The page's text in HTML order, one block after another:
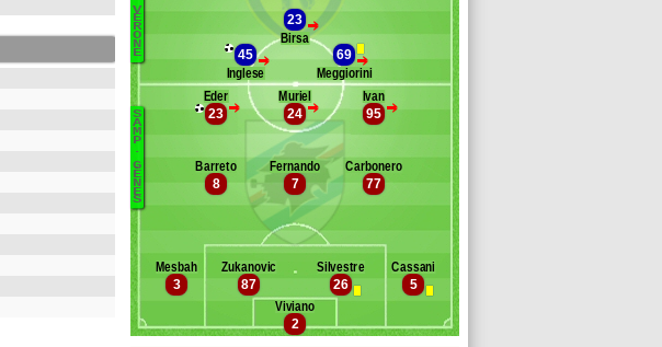
Pinzi
Christiansen
M'Poku
Paloschi
V
E
R
O
N
E
Banc des remplaçants Samp. Gênes
Brignoli
Moisander
Regini
De Silvestri
Correa
Palombo
Rocca
S
A
M
P
.
G
Ê
N
E
S
>
23
Birsa
>
45
Inglese
>
69
Meggiorini
2
Viviano
5
Cassani
26
Silvestre
87
Zukanovic
3
Mesbah
77
Carbonero
7
Fernando
8
Barreto
>
95
Ivan
>
24
Muriel
>
23
Eder